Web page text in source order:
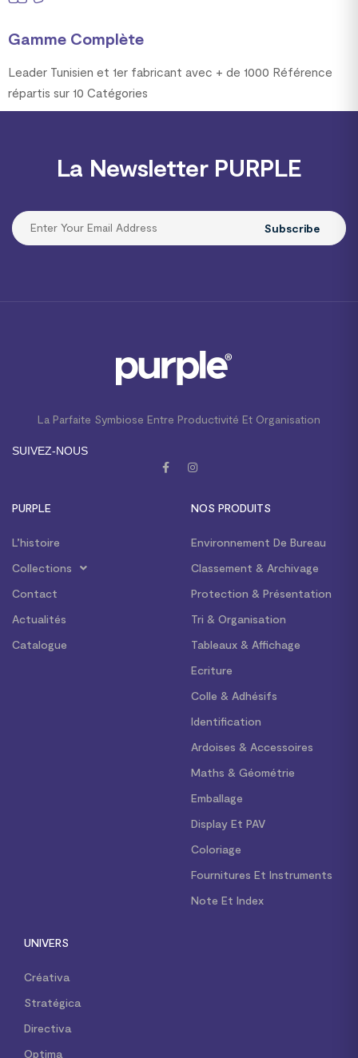
Gamme Complète
Leader Tunisien et 1er fabricant avec + de 1000 Référence
répartis sur 10 Catégories
La Newsletter PURPLE
Subscribe
La Parfaite Symbiose Entre Productivité Et Organisation
SUIVEZ-NOUS
PURPLE
L’histoire
Collections
Contact
Actualités
Catalogue
NOS PRODUITS
Environnement De Bureau
Classement & Archivage
Protection & Présentation
Tri & Organisation
Tableaux & Affichage
Ecriture
Colle & Adhésifs
Identification
Ardoises & Accessoires
Maths & Géométrie
Emballage
Display Et PAV
Coloriage
Fournitures Et Instruments
Note Et Index
UNIVERS
Créativa
Stratégica
Directiva
Optima